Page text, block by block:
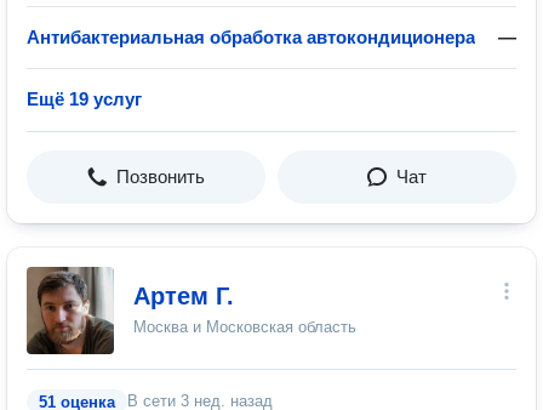
Антибактериальная обработка автокондиционера —
Ещё 19 услуг
Позвонить Чат
Артем Г.
Москва и Московская область
51 оценка В сети 3 нед. назад